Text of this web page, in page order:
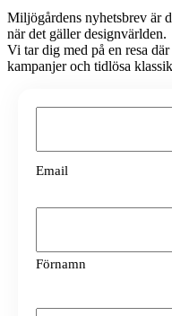
Miljögårdens nyhetsbrev är
när det gäller designvärlden.
Vi tar dig med på en resa
kampanjer och tidlösa
Email
Förnamn